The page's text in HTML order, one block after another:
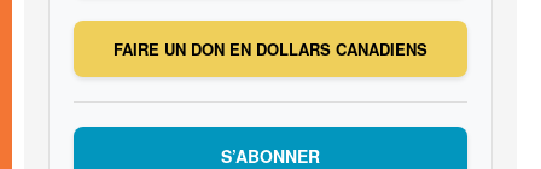
FAIRE UN DON EN DOLLARS CANADIENS
S’ABONNER